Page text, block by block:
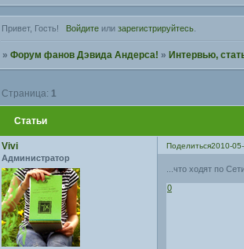
Привет, Гость! Войдитеили зарегистрируйтесь.
»Форум фанов Дэвида Андерса! »Интервью,
Статьи
Страница: 1
Поделиться2010-
Vivi
Администратор
...что ходят по
0